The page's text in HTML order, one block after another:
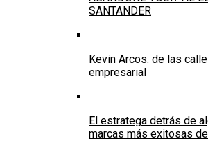
SANTANDER
Kevin Arcos: de las
empresarial
El estratega detrás de
marcas más exitosas